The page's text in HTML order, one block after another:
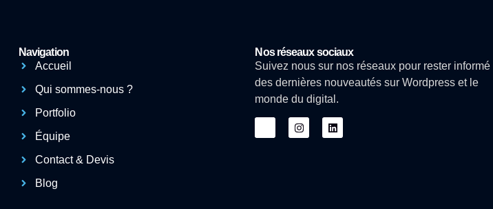
Navigation
Accueil
Qui sommes-nous ?
Portfolio
Équipe
Contact & Devis
Blog
Nos réseaux sociaux
Suivez nous sur nos réseaux pour rester informé
des dernières nouveautés sur Wordpress et le
monde du digital.